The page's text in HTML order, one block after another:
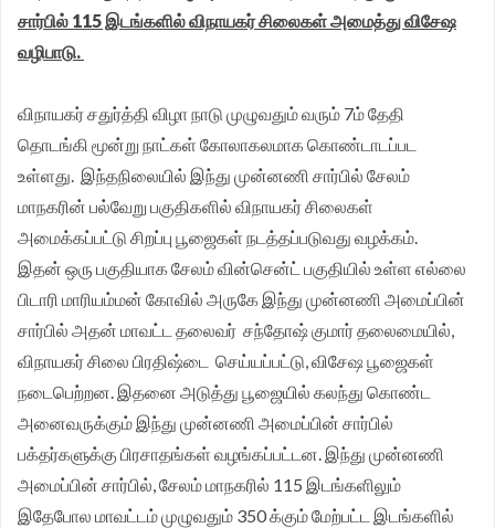
சார்பில் 115 இடங்களில் விநாயகர் சிலைகள் அமைத்து விசேஷ
வழிபாடு.
விநாயகர் சதுர்த்தி விழா நாடு முழுவதும் வரும் 7ம் தேதி
தொடங்கி மூன்று நாட்கள் கோலாகலமாக கொண்டாடப்பட
உள்ளது. இந்தநிலையில் இந்து முன்னணி சார்பில் சேலம்
மாநகரின் பல்வேறு பகுதிகளில் விநாயகர் சிலைகள்
அமைக்கப்பட்டு சிறப்பு பூஜைகள் நடத்தப்படுவது வழக்கம்.
இதன் ஒரு பகுதியாக சேலம் வின்சென்ட் பகுதியில் உள்ள எல்லை
பிடாரி மாரியம்மன் கோவில் அருகே இந்து முன்னணி அமைப்பின்
சார்பில் அதன் மாவட்ட தலைவர் சந்தோஷ் குமார் தலைமையில்,
விநாயகர் சிலை பிரதிஷ்டை செய்யப்பட்டு, விசேஷ பூஜைகள்
நடைபெற்றன. இதனை அடுத்து பூஜையில் கலந்து கொண்ட
அனைவருக்கும் இந்து முன்னணி அமைப்பின் சார்பில்
பக்தர்களுக்கு பிரசாதங்கள் வழங்கப்பட்டன. இந்து முன்னணி
அமைப்பின் சார்பில், சேலம் மாநகரில் 115 இடங்களிலும்
இதேபோல மாவட்டம் முழுவதும் 350 க்கும் மேற்பட்ட இடங்களில்